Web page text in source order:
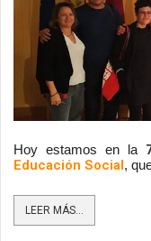
Hoy estamos en la
Educación Social,
LEER MÁS...